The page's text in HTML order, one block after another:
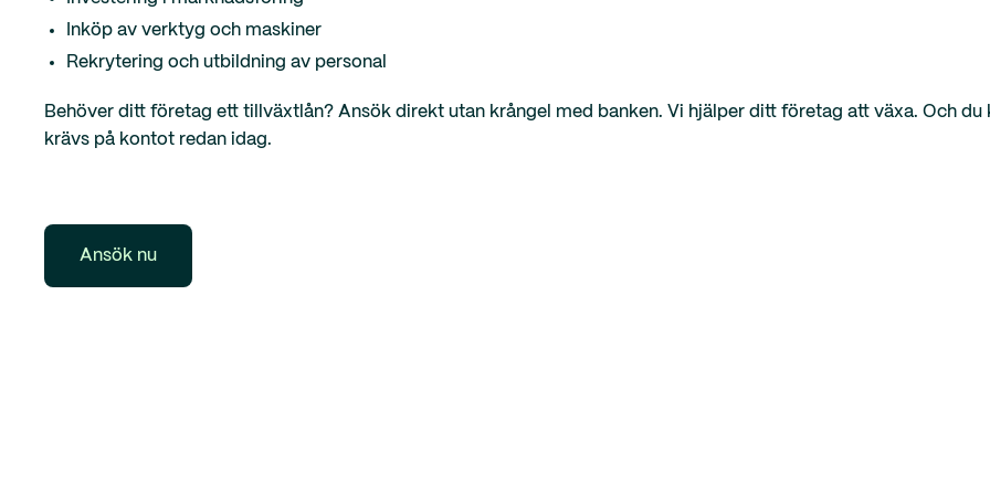
Inköp av verktyg och maskiner
Rekrytering och utbildning av personal
Behöver ditt företag ett tillväxtlån? Ansök direkt utan krångel med banken. Vi hjälper ditt företag att växa. Och du
krävs på kontot redan idag.
Ansök nu